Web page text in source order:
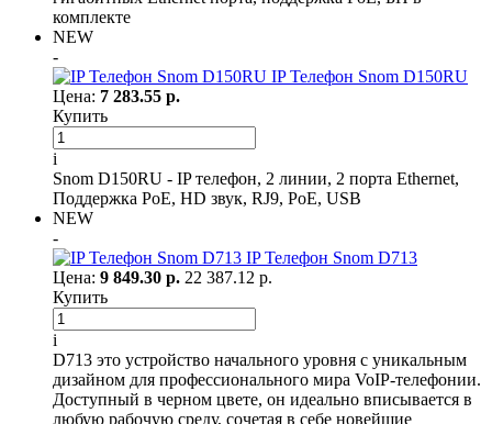
комплекте
NEW
-
IP Телефон Snom D150RU
Цена: 7 283.55 р.
Купить
i
Snom D150RU - IP телефон, 2 линии, 2 порта Ethernet,
Поддержка PoE, HD звук, RJ9, PoE, USB
NEW
-
IP Телефон Snom D713
Цена: 9 849.30 р. 22 387.12 р.
Купить
i
D713 это устройство начального уровня с уникальным
дизайном для профессионального мира VoIP-телефонии.
Доступный в черном цвете, он идеально вписывается в
любую рабочую среду, сочетая в себе новейшие